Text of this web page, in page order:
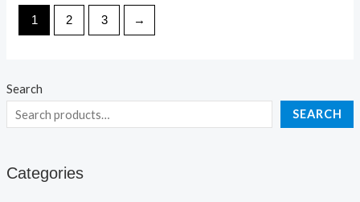
Search
SEARCH
Categories
1 2 3 →